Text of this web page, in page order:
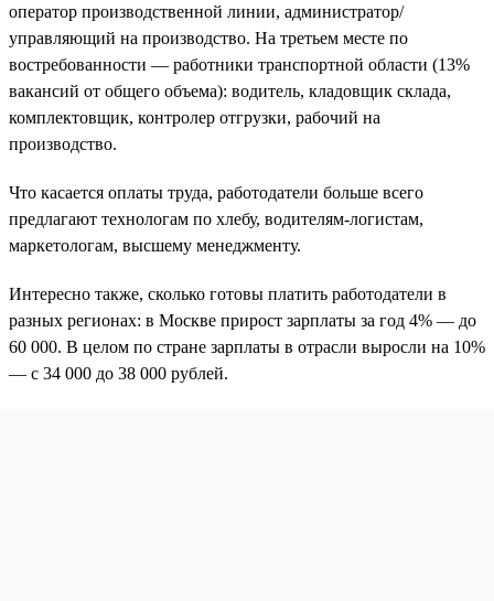
оператор производственной линии, администратор/
управляющий на производство. На третьем месте по
востребованности — работники транспортной области (13%
вакансий от общего объема): водитель, кладовщик склада,
комплектовщик, контролер отгрузки, рабочий на
производство.
Что касается оплаты труда, работодатели больше всего
предлагают технологам по хлебу, водителям-логистам,
маркетологам, высшему менеджменту.
Интересно также, сколько готовы платить работодатели в
разных регионах: в Москве прирост зарплаты за год 4% — до
60 000. В целом по стране зарплаты в отрасли выросли на 10%
— с 34 000 до 38 000 рублей.